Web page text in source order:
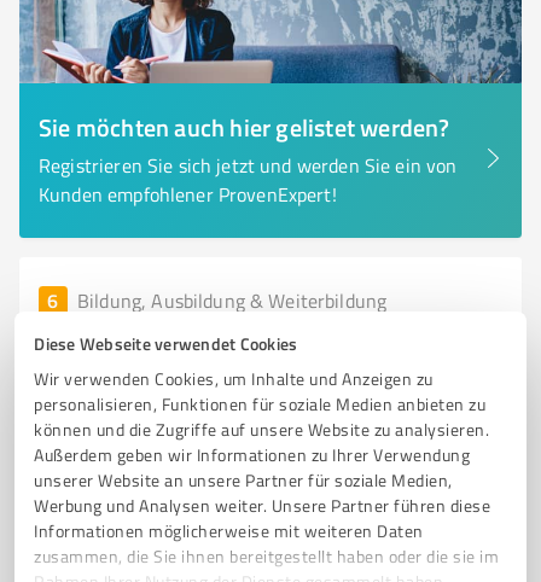
Diese Webseite verwendet Cookies
Wir verwenden Cookies, um Inhalte und Anzeigen zu
personalisieren, Funktionen für soziale Medien anbieten zu
können und die Zugriffe auf unsere Website zu analysieren.
Außerdem geben wir Informationen zu Ihrer Verwendung
unserer Website an unsere Partner für soziale Medien,
Werbung und Analysen weiter. Unsere Partner führen diese
Informationen möglicherweise mit weiteren Daten
zusammen, die Sie ihnen bereitgestellt haben oder die sie im
Sie möchten auch hier gelistet werden?
Registrieren Sie sich jetzt und werden Sie ein von
Kunden empfohlener ProvenExpert!
6 Bildung, Ausbildung & Weiterbildung
Evangelische Pflegeakademie
Ausbildung von Fachkräften in der Evangelischen
Pflegeakademie Remscheid
AUSBILDUNG PFLEGE PFLEGEAKADEMIE REMSCHEID FACHKRÄFTE
GESUNDHEITSWESEN SOZIALE KOMPETENZEN
PRAXISNAHE SCHULUNGEN
REGIONALE VERNETZUNG PFLEGEBERUFE